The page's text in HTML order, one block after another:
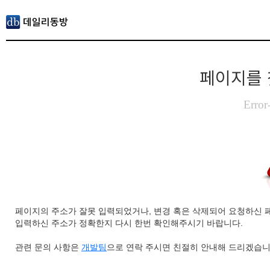
페이지를
페이지의 주소가 잘못 입력되었거나, 변경 혹은 삭제되어 요청하신
입력하신 주소가 정확한지 다시 한번 확인해주시기 바랍니다.
관련 문의 사항은 개발팀 으로 연락 주시면 친절히 안내해 드리겠습